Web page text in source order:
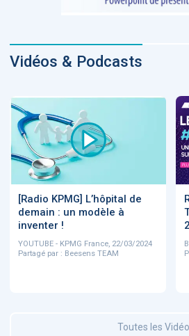
Vidéos & Podcasts
[Radio KPMG] L’hôpital de
demain : un modèle à
inventer !
YOUTUBE - KPMG France, 22/03/2024
Partagé par : Beesens TEAM
Toutes les